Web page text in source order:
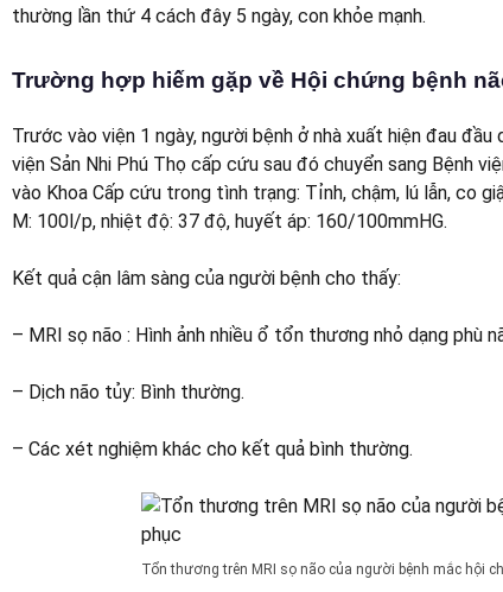
thường lần thứ 4 cách đây 5 ngày, con khỏe mạnh.
Trường hợp hiếm gặp về Hội chứng bệnh
Trước vào viện 1 ngày, người bệnh ở nhà xuất hiện đau
viện Sản Nhi Phú Thọ cấp cứu sau đó chuyển sang Bệnh
vào Khoa Cấp cứu trong tình trạng: Tỉnh, chậm, lú lẫn, co
M: 100l/p, nhiệt độ: 37 độ, huyết áp: 160/100mmHG.
Kết quả cận lâm sàng của người bệnh cho thấy:
– MRI sọ não : Hình ảnh nhiều ổ tổn thương nhỏ dạng phù
– Dịch não tủy: Bình thường.
– Các xét nghiệm khác cho kết quả bình thường.
Tổn thương trên MRI sọ não của người bệnh mắc hội